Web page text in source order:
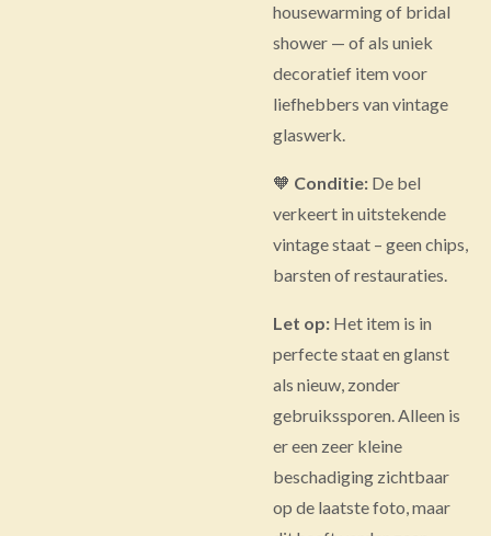
housewarming of bridal
shower — of als uniek
decoratief item voor
liefhebbers van vintage
glaswerk.
🧡 Conditie: De bel
verkeert in uitstekende
vintage staat – geen chips,
barsten of restauraties.
Let op: Het item is in
perfecte staat en glanst
als nieuw, zonder
gebruikssporen. Alleen is
er een zeer kleine
beschadiging zichtbaar
op de laatste foto, maar